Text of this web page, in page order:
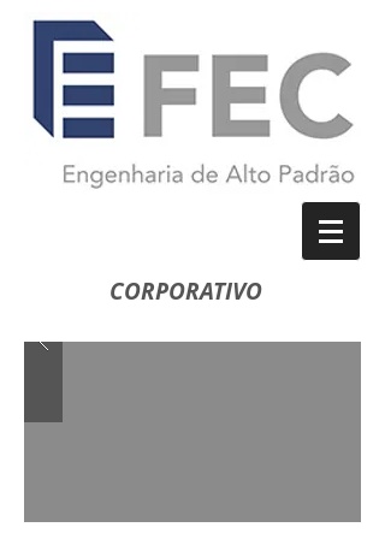
CORPORATIVO